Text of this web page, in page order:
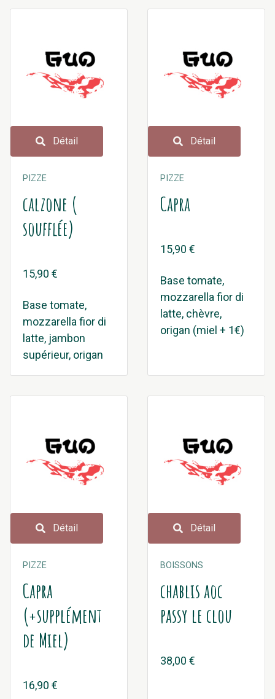
Détail
PIZZE
calzone (
soufflée)
15,90 €
Base tomate,
mozzarella fior di
latte, jambon
supérieur, origan
Détail
PIZZE
Capra
15,90 €
Base tomate,
mozzarella fior di
latte, chèvre,
origan (miel + 1€)
Détail
PIZZE
Capra
(+supplément
de Miel)
16,90 €
Détail
BOISSONS
chablis aoc
passy le clou
38,00 €